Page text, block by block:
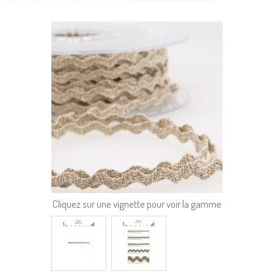
Cliquez sur une vignette pour voir la gamme